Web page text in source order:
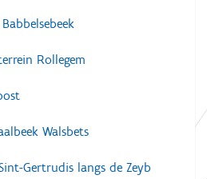
Rollegem
Walsbets
Gertrudis langs de Zeyb